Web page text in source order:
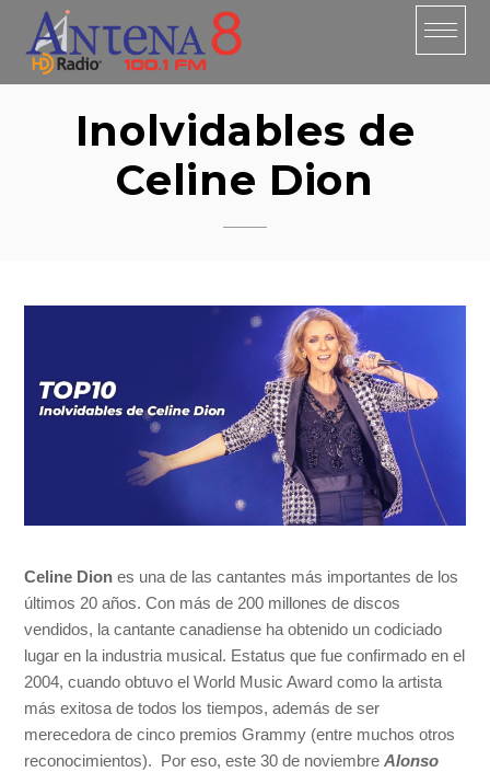
content
Inolvidables de
Celine Dion
Celine Dion es una de las cantantes más importantes de los
últimos 20 años. Con más de 200 millones de discos
vendidos, la cantante canadiense ha obtenido un codiciado
lugar en la industria musical. Estatus que fue confirmado en el
2004, cuando obtuvo el World Music Award como la artista
más exitosa de todos los tiempos, además de ser
merecedora de cinco premios Grammy (entre muchos otros
reconocimientos). Por eso, este 30 de noviembreAlonso